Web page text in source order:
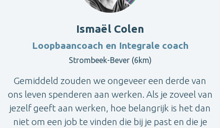
Ismaël Colen
Loopbaancoach en Integrale coach
Strombeek-Bever (6km)
Gemiddeld zouden we ongeveer een derde van
ons leven spenderen aan werken. Als je zoveel van
jezelf geeft aan werken, hoe belangrijk is het dan
niet om een job te vinden die bij je past en die je